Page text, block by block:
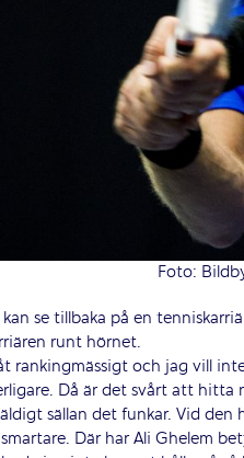
Foto:
se tillbaka på en
runt hörnet.
rankingmässigt och jag vill
Då är det svårt att
sällan det funkar. Vid
Där har Ali Ghelem